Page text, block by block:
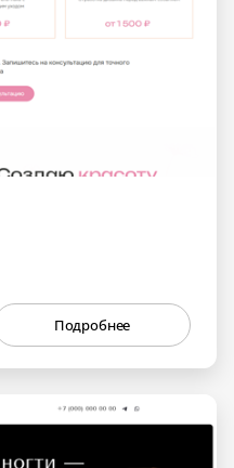
Подробнее